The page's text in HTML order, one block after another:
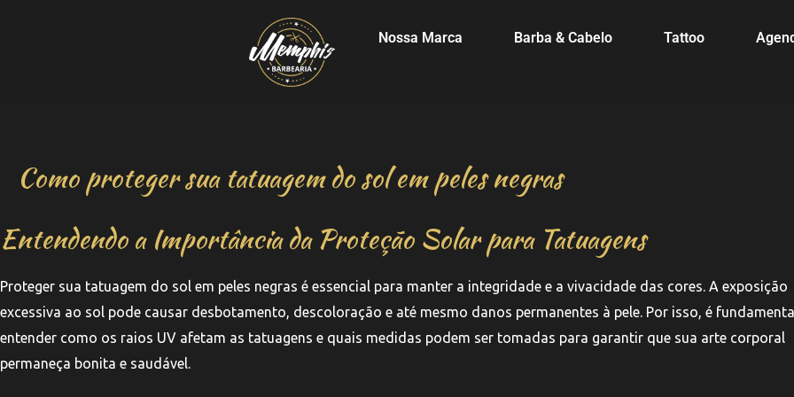
Nossa Marca Barba & Cabelo Tattoo
Como proteger sua tatuagem do sol em peles negras
Entendendo a Importância da Proteção Solar para Tatuagens
Proteger sua tatuagem do sol em peles negras é essencial para manter a integridade e a vivacidade das cores. A exposição
excessiva ao sol pode causar desbotamento, descoloração e até mesmo danos permanentes à pele. Por isso, é
entender como os raios UV afetam as tatuagens e quais medidas podem ser tomadas para garantir que sua arte corporal
permaneça bonita e saudável.